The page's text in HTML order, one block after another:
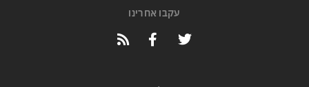
עקבו אחרינו